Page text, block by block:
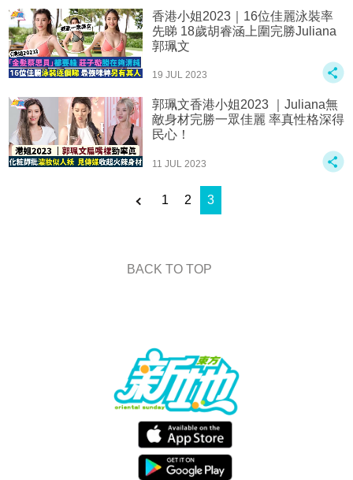
香港小姐2023｜16位佳麗泳裝率
先睇 18歲胡睿涵上圍完勝Juliana
郭珮文
19 JUL 2023
郭珮文香港小姐2023 ｜Juliana無
敵身材完勝一眾佳麗 率真性格深得
民心！
11 JUL 2023
1 2 3
BACK TO TOP